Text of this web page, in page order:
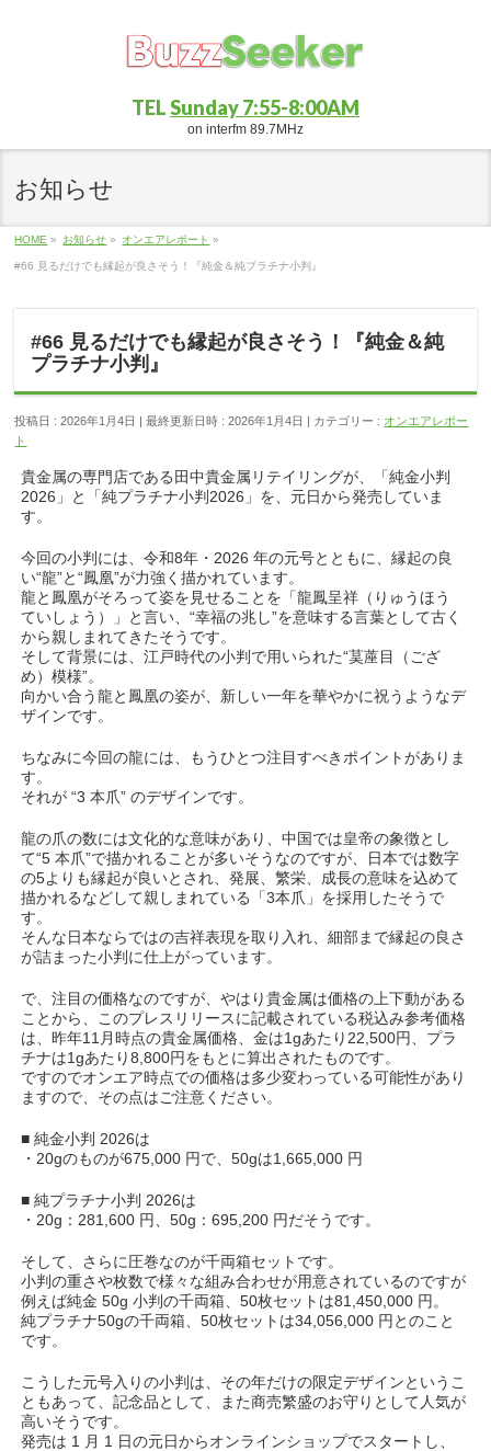
TELSunday 7:55-8:00AM
on interfm 89.7MHz
お知らせ
HOME » お知らせ » オンエアレポート »
#66 見るだけでも縁起が良さそう！『純金＆純プラチナ小判』
#66 見るだけでも縁起が良さそう！『純金＆純
プラチナ小判』
投稿日 : 2026年1月4日 最終更新日時 : 2026年1月4日 カテゴリー : オンエアレポー
ト
貴金属の専門店である田中貴金属リテイリングが、「純金小判
2026」と「純プラチナ小判2026」を、元日から発売していま
す。
今回の小判には、令和8年・2026 年の元号とともに、縁起の良
い“龍”と“鳳凰”が力強く描かれています。
龍と鳳凰がそろって姿を見せることを「龍鳳呈祥（りゅうほう
ていしょう）」と言い、“幸福の兆し”を意味する言葉として古く
から親しまれてきたそうです。
そして背景には、江戸時代の小判で用いられた“茣蓙目（ござ
め）模様”。
向かい合う龍と鳳凰の姿が、新しい一年を華やかに祝うようなデ
ザインです。
ちなみに今回の龍には、もうひとつ注目すべきポイントがありま
す。
それが “3 本爪” のデザインです。
龍の爪の数には文化的な意味があり、中国では皇帝の象徴とし
て“5 本爪”で描かれることが多いそうなのですが、日本では数字
の5よりも縁起が良いとされ、発展、繁栄、成長の意味を込めて
描かれるなどして親しまれている「3本爪」を採用したそうで
す。
そんな日本ならではの吉祥表現を取り入れ、細部まで縁起の良さ
が詰まった小判に仕上がっています。
で、注目の価格なのですが、やはり貴金属は価格の上下動がある
ことから、このプレスリリースに記載されている税込み参考価格
は、昨年11月時点の貴金属価格、金は1gあたり22,500円、プラ
チナは1gあたり8,800円をもとに算出されたものです。
ですのでオンエア時点での価格は多少変わっている可能性があり
ますので、その点はご注意ください。
■ 純金小判 2026は
・20gのものが675,000 円で、50gは1,665,000 円
■ 純プラチナ小判 2026は
・20g：281,600 円、50g：695,200 円だそうです。
そして、さらに圧巻なのが千両箱セットです。
小判の重さや枚数で様々な組み合わせが用意されているのですが
例えば純金 50g 小判の千両箱、50枚セットは81,450,000 円。
純プラチナ50gの千両箱、50枚セットは34,056,000 円とのこと
です。
こうした元号入りの小判は、その年だけの限定デザインというこ
ともあって、記念品として、また商売繁盛のお守りとして人気が
高いそうです。
発売は 1 月 1 日の元日からオンラインショップでスタートし、